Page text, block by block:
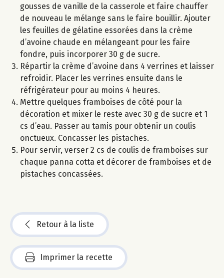
gousses de vanille de la casserole et faire chauffer
de nouveau le mélange sans le faire bouillir. Ajouter
les feuilles de gélatine essorées dans la crème
d’avoine chaude en mélangeant pour les faire
fondre, puis incorporer 30 g de sucre.
Répartir la crème d’avoine dans 4 verrines et laisser
refroidir. Placer les verrines ensuite dans le
réfrigérateur pour au moins 4 heures.
Mettre quelques framboises de côté pour la
décoration et mixer le reste avec 30 g de sucre et 1
cs d’eau. Passer au tamis pour obtenir un coulis
onctueux. Concasser les pistaches.
Pour servir, verser 2 cs de coulis de framboises sur
chaque panna cotta et décorer de framboises et de
pistaches concassées.
Retour à la liste
Imprimer la recette